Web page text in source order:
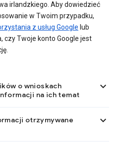
irlandzkiego. Aby dowiedzieć
w Twoim przypadku,
z usług Google lub
czy Twoje konto Google jest
o wnioskach
na ich temat

otrzymywane
